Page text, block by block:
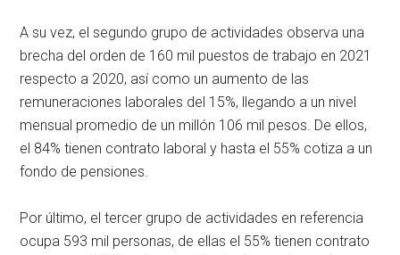
A su vez, el segundo grupo de actividades observa una
brecha del orden de 160 mil puestos de trabajo en 2021
respecto a 2020, así como un aumento de las
remuneraciones laborales del 15%, llegando a un nivel
mensual promedio de un millón 106 mil pesos. De ellos,
el 84% tienen contrato laboral y hasta el 55% cotiza a un
fondo de pensiones.
Por último, el tercer grupo de actividades en referencia
ocupa 593 mil personas, de ellas el 55% tienen contrato